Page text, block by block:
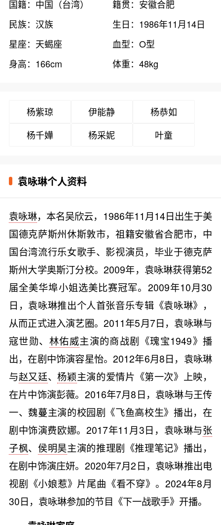
国籍：中国（台湾）
籍贯：安徽合肥
民族：汉族
生日：1986年11月14日
星座：天蝎座
血型：O型
身高：166cm
体重：48kg
杨紫琼 伊能静
杨恭如
杨千嬅
杨采妮 叶童
袁咏琳个人资料
袁咏琳，本名吴欣云，1986年11月14日出生于美
国德克萨斯州休斯敦市，祖籍安徽省合肥市，中
国台湾流行乐女歌手、影视演员，毕业于德克萨
斯州大学奥斯汀分校。2009年，袁咏琳获得第52
届全美华埠小姐选美比赛冠军。2009年10月30
日，袁咏琳推出个人首张音乐专辑《袁咏琳》，
从而正式进入演艺圈。2011年5月7日，袁咏琳与
寇世勋、 林佑威主演的商战剧《瑰宝1949》播
出，在剧中饰演容星怡。2012年6月8日，袁咏琳
与赵又廷、杨颖主演的爱情片《第一次》上映，
在片中饰演彭薇。2016年7月8日，袁咏琳与王传
一、魏蔓主演的校园剧《飞鱼高校生》播出，在
剧中饰演费欧娜。2017年11月3日，袁咏琳与张
子枫、 侯明昊主演的推理剧《推理笔记》播出，
在剧中饰演庄妍。2020年7月2日，袁咏琳推出电
视剧《小娘惹》片尾曲《看不穿》。2024年8月
30日，袁咏琳参加的节目《下一战歌手》开播。